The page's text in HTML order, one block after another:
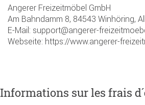
Angerer Freizeitmöbel GmbH
Am Bahndamm 8, 84543 Winhöring,
E-Mail: support@angerer-
Webseite: https://www.angerer-
Informations sur les frais